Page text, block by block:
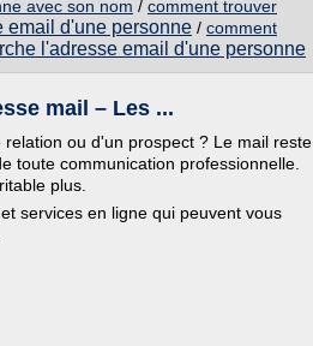
avec son nom / comment trouver
email d'une personne / comment
l'adresse email d'une personne
mail – Les ...
ou d'un prospect ? Le mail reste
toute communication professionnelle.
plus.
services en ligne qui peuvent vous